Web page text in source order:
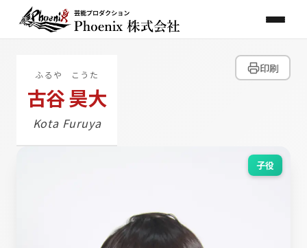
印刷
ふるや こうた
古谷 昊大
Kota Furuya
子役